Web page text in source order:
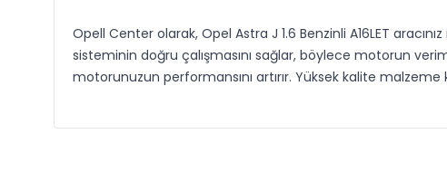
Opell Center olarak, Opel Astra J 1.6 Benzinli A16LET
sisteminin doğru çalışmasını sağlar, böylece motorun
motorunuzun performansını artırır. Yüksek kalite